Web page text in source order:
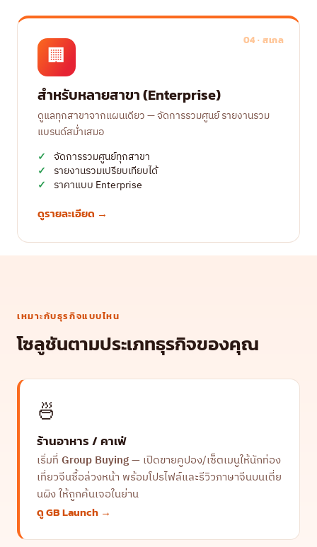
04 · สเกล
🏢
สำหรับหลายสาขา (Enterprise)
ดูแลทุกสาขาจากแผนเดียว — จัดการรวมศูนย์ รายงานรวม
แบรนด์สม่ำเสมอ
จัดการรวมศูนย์ทุกสาขา
รายงานรวมเปรียบเทียบได้
ราคาแบบ Enterprise
ดูรายละเอียด →
เหมาะกับธุรกิจแบบไหน
โซลูชันตามประเภทธุรกิจของคุณ
🍜
ร้านอาหาร / คาเฟ่
เริ่มที่ Group Buying— เปิดขายคูปอง/เซ็ตเมนูให้นักท่อง
เที่ยวจีนซื้อล่วงหน้า พร้อมโปรไฟล์และรีวิวภาษาจีนบนเตี่ย
นผิง ให้ถูกค้นเจอในย่าน
ดู GB Launch →